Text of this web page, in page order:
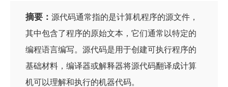
摘要： 源代码通常指的是计算机程序的源文件，
其中包含了程序的原始文本，它们通常以特定的
编程语言编写。源代码是用于创建可执行程序的
基础材料，编译器或解释器将源代码翻译成计算
机可以理解和执行的机器代码。